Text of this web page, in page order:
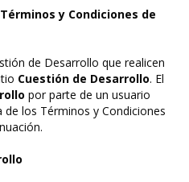
y Condiciones de
de Desarrollo que realicen
Cuestión de Desarrollo. El
por parte de un usuario
los Términos y Condiciones